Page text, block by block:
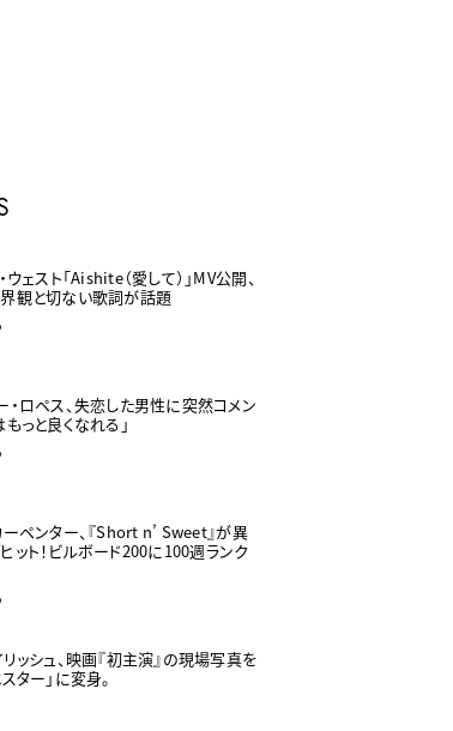
ウェスト「Aishite（愛して）」MV公開、
観と切ない歌詞が話題
・ロペス、失恋した男性に突然コメン
もっと良くなれる」
ーペンター、『Short n’ Sweet』が異
ット！ビルボード200に100週ランク
リッシュ、映画『初主演』の現場写真を
ター」に変身。